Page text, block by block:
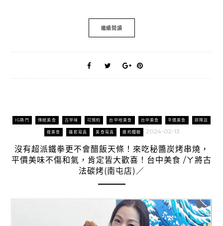
繼續閱讀
IG熱門 傳統美食 古早味 可預約 台中哈美食 台中美食 平價美食 排隊店
搜美食 攝影寫真 美食寫真 邀約體驗 2024-02-13
沒有超派鐵拳更不會醋飯天條！來吃秘醬炭烤串燒，
平價美味不傷和氣，肯定皆大歡喜！台中美食 /ㄚ將古
法碳烤(南屯店)／